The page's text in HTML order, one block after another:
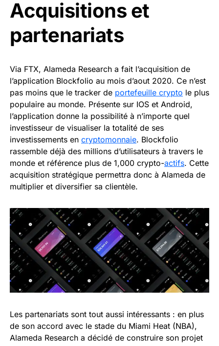
Acquisitions et
partenariats
Via FTX, Alameda Research a fait l’acquisition de
l’application Blockfolio au mois d’aout 2020. Ce n’est
pas moins que le tracker de portefeuille crypto le plus
populaire au monde. Présente sur IOS et Android,
l’application donne la possibilité à n’importe quel
investisseur de visualiser la totalité de ses
investissements en cryptomonnaie. Blockfolio
rassemble déjà des millions d’utilisateurs à travers le
monde et référence plus de 1,000 crypto-actifs. Cette
acquisition stratégique permettra donc à Alameda de
multiplier et diversifier sa clientèle.
Les partenariats sont tout aussi intéressants : en plus
de son accord avec le stade du Miami Heat (NBA),
Alameda Research a décidé de construire son projet